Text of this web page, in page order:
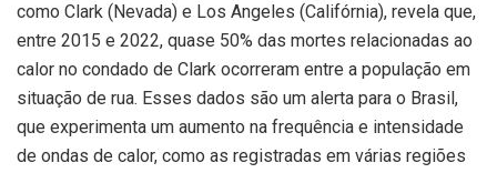
como Clark (Nevada) e Los Angeles (Califórnia), revela que,
entre 2015 e 2022, quase 50% das mortes relacionadas ao
calor no condado de Clark ocorreram entre a população em
situação de rua. Esses dados são um alerta para o Brasil,
que experimenta um aumento na frequência e intensidade
de ondas de calor, como as registradas em várias regiões